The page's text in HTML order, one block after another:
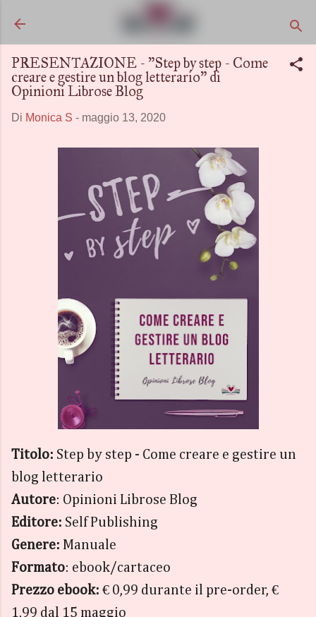
PRESENTAZIONE - "Step by step - Come
creare e gestire un blog letterario" di
Opinioni Librose Blog
Di Monica S - maggio 13, 2020
Titolo: Step by step - Come creare e gestire un
blog letterario
Autore: Opinioni Librose Blog
Editore: Self Publishing
Genere: Manuale
Formato: ebook/cartaceo
Prezzo ebook: € 0,99 durante il pre-order, €
1,99 dal 15 maggio